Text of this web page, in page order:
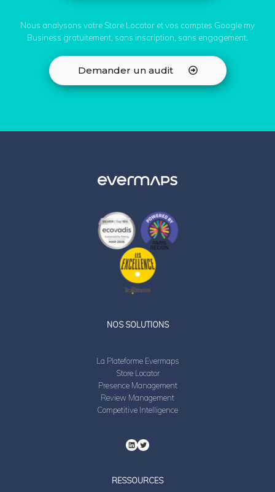
Nous analysons votre Store Locator et vos comptes Google my
Business gratuitement, sans inscription, sans engagement.
Demander un audit
NOS SOLUTIONS
La Plateforme Evermaps
Store Locator
Presence Management
Review Management
Competitive Intelligence
RESSOURCES